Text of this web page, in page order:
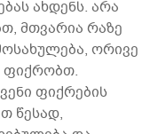
ახდენს. არა
მთვარია რაზე
ორივე
ფიქრობთ.
ფიქრების
წესად,